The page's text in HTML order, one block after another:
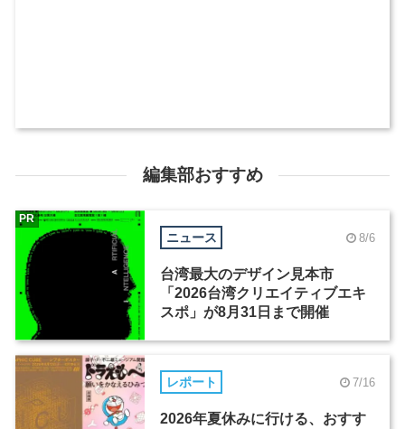
編集部おすすめ
ニュース 8/6
台湾最大のデザイン見本市
「2026台湾クリエイティブエキ
スポ」が8月31日まで開催
PR
レポート 7/16
2026年夏休みに行ける、おすす